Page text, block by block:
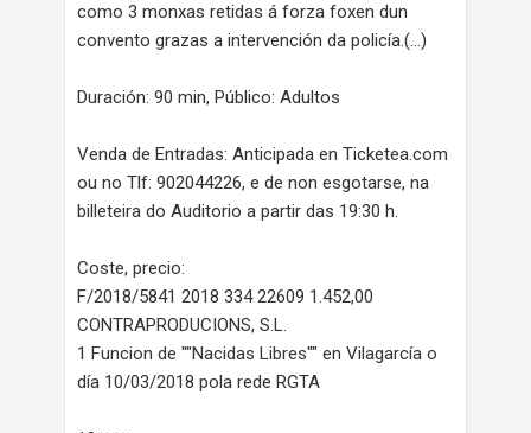
como 3 monxas retidas á forza foxen dun
convento grazas a intervención da policía.(…)
Duración: 90 min, Público: Adultos
Venda de Entradas: Anticipada en Ticketea.com
ou no Tlf: 902044226, e de non esgotarse, na
billeteira do Auditorio a partir das 19:30 h.
Coste, precio:
F/2018/5841 2018 334 22609 1.452,00
CONTRAPRODUCIONS, S.L.
1 Funcion de ""Nacidas Libres"" en Vilagarcía o
día 10/03/2018 pola rede RGTA